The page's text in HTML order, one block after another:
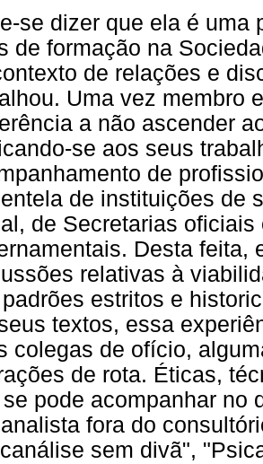
se dizer que ela é
de formação na
de relações e
Uma vez membro
a não ascender
se aos seus
de
de instituições de
de Secretarias
Desta feita,
relativas à
estritos e
textos, essa
colegas de ofício,
de rota. Éticas,
pode acompanhar no
fora do
sem divã",